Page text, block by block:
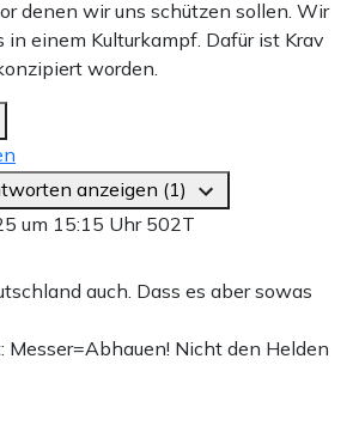
denen wir uns schützen sollen. Wir
in einem Kulturkampf. Dafür ist Krav
worden.
anzeigen (1)
um 15:15 Uhr 502T
auch. Dass es aber sowas
Messer=Abhauen! Nicht den Helden